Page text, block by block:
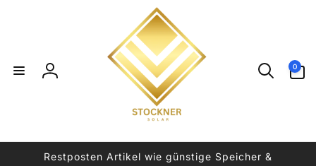
Einloggen
0
Artikel
Restposten Artikel wie günstige Speicher &